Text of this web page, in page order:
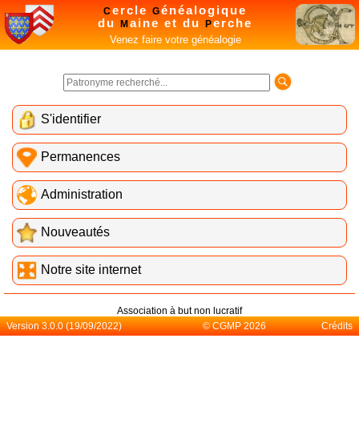
Cercle Généalogique
du
M aine et du Perche
Venez faire votre généalogie
S'identifier
Permanences
Administration
Nouveautés
Notre site internet
Association à but non lucratif
Version 3.0.0 (19/09/2022)
© CGMP 2026 Crédits